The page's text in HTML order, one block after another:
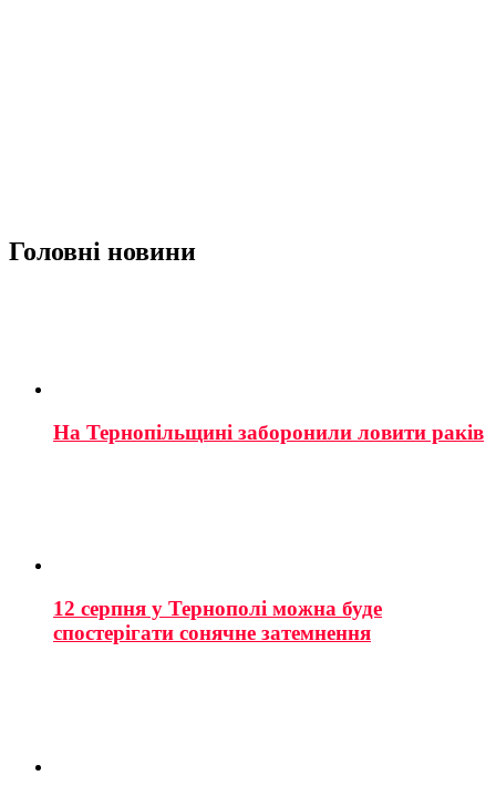
Головні новини
На Тернопільщині заборонили ловити раків
12 серпня у Тернополі можна буде
спостерігати сонячне затемнення